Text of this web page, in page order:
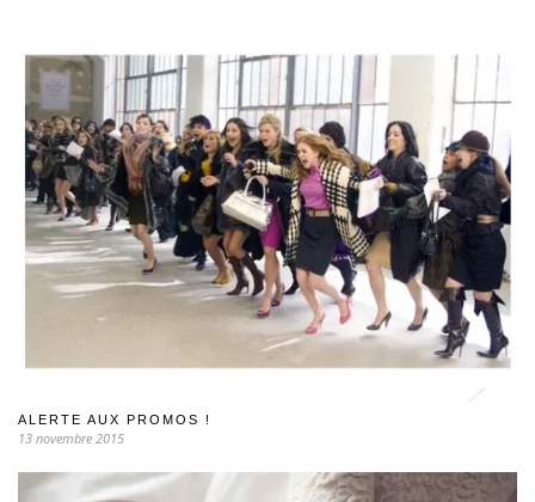
ALERTE AUX PROMOS !
13 novembre 2015